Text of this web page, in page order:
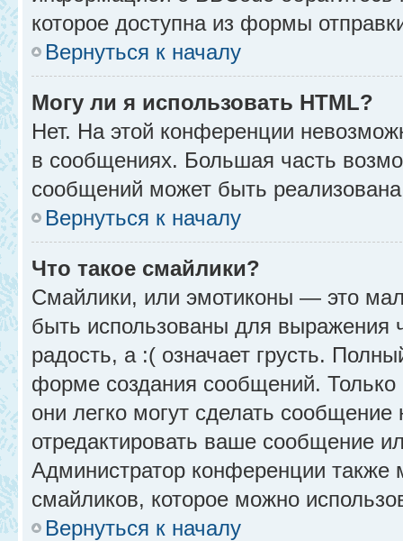
которое доступна из формы
Вернуться к началу
Могу ли я использовать HTML?
Нет. На этой конференции
в сообщениях. Большая часть
сообщений может быть
Вернуться к началу
Что такое смайлики?
Смайлики, или эмотиконы — это
быть использованы для выражения
радость, а :( означает грусть.
форме создания сообщений. Только
они легко могут сделать
отредактировать ваше сообщение
Администратор конференции также
смайликов, которое можно
Вернуться к началу